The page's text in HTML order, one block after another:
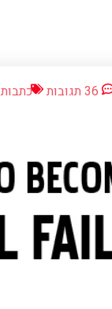
36 תגובות כתבות